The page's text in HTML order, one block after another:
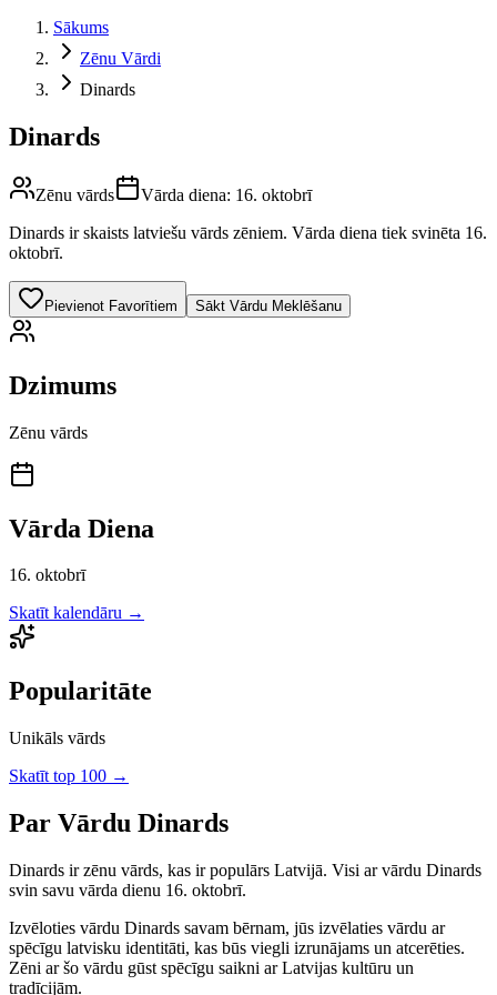
Sākums
Zēnu Vārdi
Dinards
Dinards
Zēnu vārds Vārda diena: 16. oktobrī
Dinards ir skaists latviešu vārds zēniem. Vārda diena tiek svinēta 16.
oktobrī.
Pievienot Favorītiem Sākt Vārdu Meklēšanu
Dzimums
Zēnu vārds
Vārda Diena
16. oktobrī
Skatīt kalendāru →
Popularitāte
Unikāls vārds
Skatīt top 100 →
Par Vārdu Dinards
Dinards irzēnu vārds, kas ir populārs Latvijā. Visi ar vārdu Dinards
svin savu vārda dienu 16. oktobrī.
Izvēloties vārdu Dinards savam bērnam, jūs izvēlaties vārdu ar
spēcīgu latvisku identitāti, kas būs viegli izrunājams un atcerēties.
Zēni ar šo vārdu gūst spēcīgu saikni ar Latvijas kultūru un
tradīcijām.